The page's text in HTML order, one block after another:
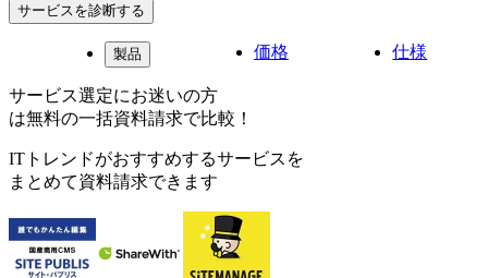
サービスを診断する
製品 価格 仕様
サービス選定にお迷いの方
は無料の一括資料請求で比較！
ITトレンドがおすすめするサービスを
まとめて資料請求できます